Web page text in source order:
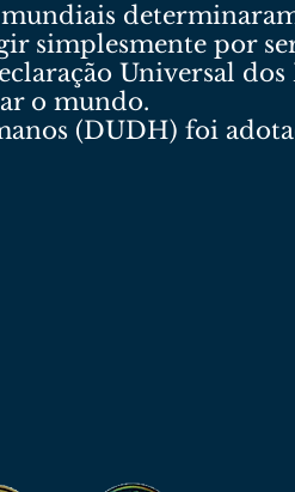
mundiais
simplesmente por
Universal
o mundo.
(DUDH) foi